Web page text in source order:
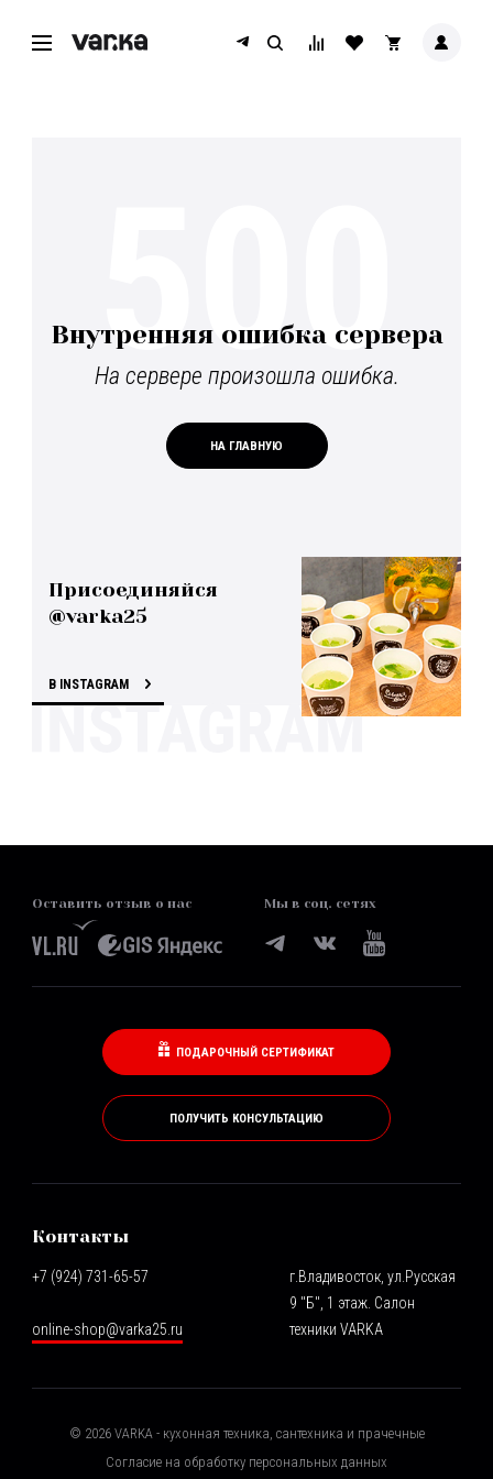
Внутренняя ошибка сервера
На сервере произошла ошибка.
НА ГЛАВНУЮ
500
Присоединяйся
@varka25
В INSTAGRAM
Оставить отзыв о нас Мы в соц. сетях
ПОДАРОЧНЫЙ СЕРТИФИКАТ
ПОЛУЧИТЬ КОНСУЛЬТАЦИЮ
Контакты
+7 (924) 731-65-57
online-shop@varka25.ru
г.Владивосток, ул.Русская
9 "Б", 1 этаж. Салон
техники VARKA
© 2026VARKA - кухонная техника, сантехника и прачечные
Согласие на обработку персональных данных